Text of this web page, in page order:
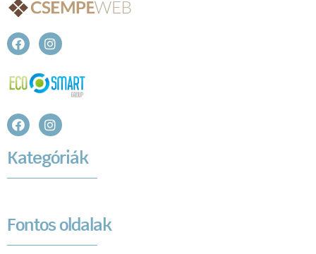
Kategóriák
Fontos oldalak